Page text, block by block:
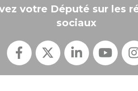
votre Député sur les
sociaux